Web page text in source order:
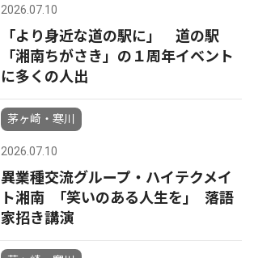
2026.07.10
「より身近な道の駅に」 道の駅
「湘南ちがさき」の１周年イベント
に多くの人出
茅ヶ崎・寒川
2026.07.10
異業種交流グループ・ハイテクメイ
ト湘南 ｢笑いのある人生を｣ 落語
家招き講演